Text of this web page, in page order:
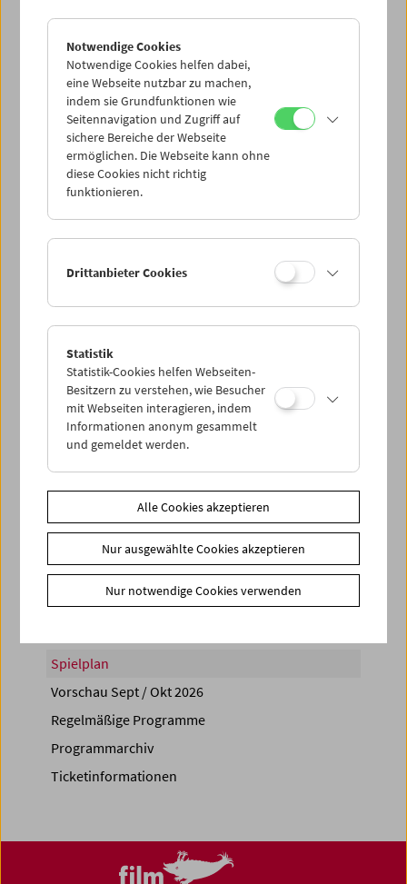
Mo 15.2.
Di 16.2.
Mi 17.2.
Do 18.2.
So 21.2.
PROGRAMM ÜBERBLICK
Spielplan
Vorschau Sept / Okt 2026
Regelmäßige Programme
Programmarchiv
Ticketinformationen
Notwendige Cookies
Notwendige Cookies helfen dabei,
eine Webseite nutzbar zu machen,
indem sie Grundfunktionen wie
Seitennavigation und Zugriff auf
sichere Bereiche der Webseite
ermöglichen. Die Webseite kann ohne
diese Cookies nicht richtig
funktionieren.
Drittanbieter Cookies
Statistik
Statistik-Cookies helfen Webseiten-
Besitzern zu verstehen, wie Besucher
mit Webseiten interagieren, indem
Informationen anonym gesammelt
und gemeldet werden.
Alle Cookies akzeptieren
Nur ausgewählte Cookies akzeptieren
Nur notwendige Cookies verwenden